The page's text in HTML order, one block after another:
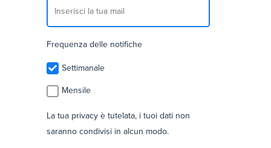
Frequenza delle notifiche
Settimanale
Mensile
La tua privacy è tutelata, i tuoi dati non
saranno condivisi in alcun modo.